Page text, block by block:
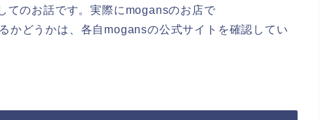
てのお話です。実際にmogansのお店で
かどうかは、各自mogansの公式サイトを確認してい